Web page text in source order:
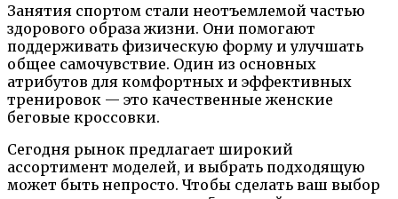
Занятия спортом стали неотъемлемой частью
здорового образа жизни. Они помогают
поддерживать физическую форму и улучшать
общее самочувствие. Один из основных
атрибутов для комфортных и эффективных
тренировок — это качественные женские
беговые кроссовки.
Сегодня рынок предлагает широкий
ассортимент моделей, и выбрать подходящую
может быть непросто. Чтобы сделать ваш выбор